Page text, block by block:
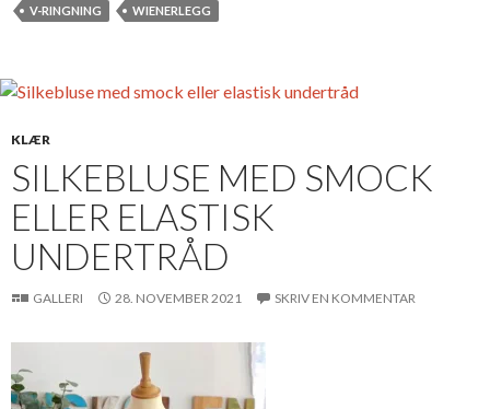
V-RINGNING WIENERLEGG
KLÆR
SILKEBLUSE MED SMOCK
ELLER ELASTISK
UNDERTRÅD
GALLERI 28. NOVEMBER 2021 SKRIV EN KOMMENTAR